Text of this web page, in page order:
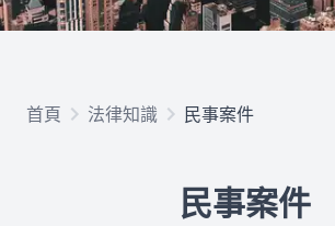
欠錢不還
律師推薦
首頁 法律知識 民事案件
民事案件